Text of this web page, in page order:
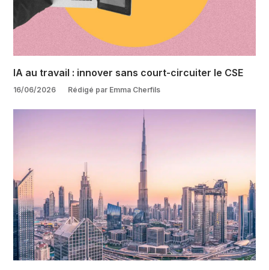
IA au travail : innover sans court-circuiter le CSE
16/06/2026 Rédigé par Emma Cherfils